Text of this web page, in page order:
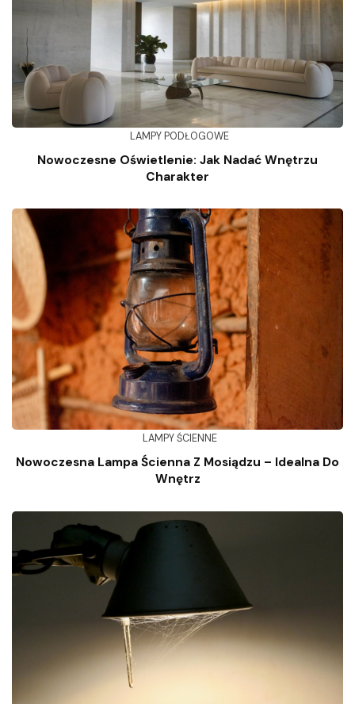
LAMPY PODŁOGOWE
Nowoczesne Oświetlenie: Jak Nadać Wnętrzu
Charakter
LAMPY ŚCIENNE
Nowoczesna Lampa Ścienna Z Mosiądzu – Idealna Do
Wnętrz